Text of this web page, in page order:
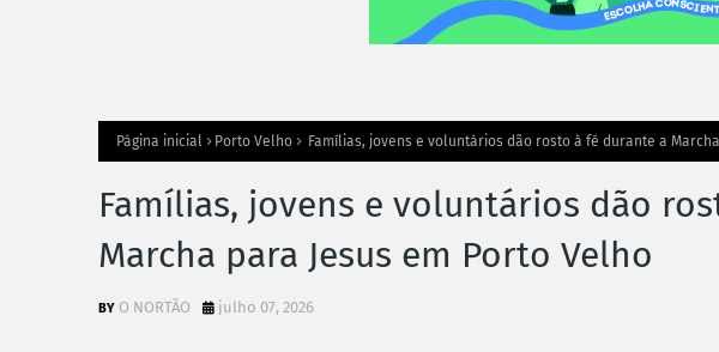
Página inicial Porto Velho Famílias, jovens e voluntários dão rosto à fé durante a
Famílias, jovens e voluntários dão
Marcha para Jesus em Porto Velho
O NORTÃO julho 07, 2026